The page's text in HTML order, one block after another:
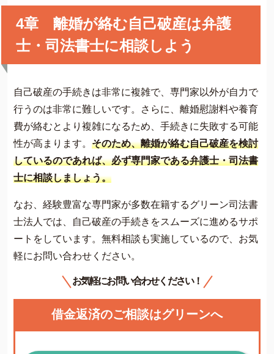
4章 離婚が絡む自己破産は弁護
士・司法書士に相談しよう
自己破産の手続きは非常に複雑で、専門家以外が自力で
行うのは非常に難しいです。さらに、離婚慰謝料や養育
費が絡むとより複雑になるため、手続きに失敗する可能
性が高まります。 そのため、離婚が絡む自己破産を検討
しているのであれば、必ず専門家である弁護士・司法書
士に相談しましょう。
なお、経験豊富な専門家が多数在籍するグリーン司法書
士法人では、自己破産の手続きをスムーズに進めるサポ
ートをしています。無料相談も実施しているので、お気
軽にお問い合わせください。
お気軽にお問い合わせください！
借金返済のご相談はグリーンへ